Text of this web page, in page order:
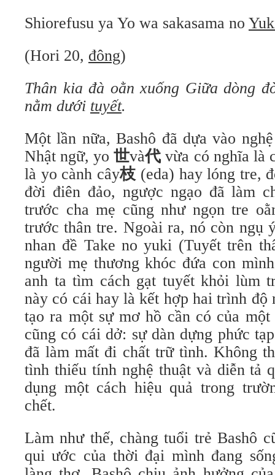
Shiorefusu ya Yo wa sakasama no
(Hori 20, đông)
Thân kia đà oằn xuống Giữa dòng
nằm dưới tuyết.
Một lần nữa, Bashô đã dựa vào
Nhật ngữ, yo世và代 vừa có nghĩa là
là yo cành cây枝 (eda) hay lóng tre,
đời điên đảo, ngược ngạo đã làm
trước cha mẹ cũng như ngọn tre
trước thân tre. Ngoài ra, nó còn ngụ
nhan đề Take no yuki (Tuyết trên
người mẹ thương khóc đứa con
anh ta tìm cách gạt tuyết khỏi lùm
này có cái hay là kết hợp hai trình độ
tạo ra một sự mơ hồ cần có của
cũng có cái dở: sự dàn dựng phức
đã làm mất đi chất trữ tình. Không
tình thiếu tính nghệ thuật và diễn tả
dụng một cách hiệu quả trong
chết.
Làm như thế, chàng tuổi trẻ Bashô
qui ước của thời đại mình đang